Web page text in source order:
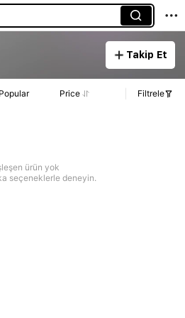
Takip Et
Price Filtrele
ürün yok
seçeneklerle deneyin.